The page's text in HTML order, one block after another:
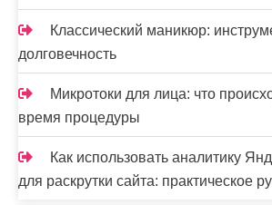
Классический маникюр:
долговечность
Микротоки для лица: что
время процедуры
Как использовать аналитику
для раскрутки сайта: практическое